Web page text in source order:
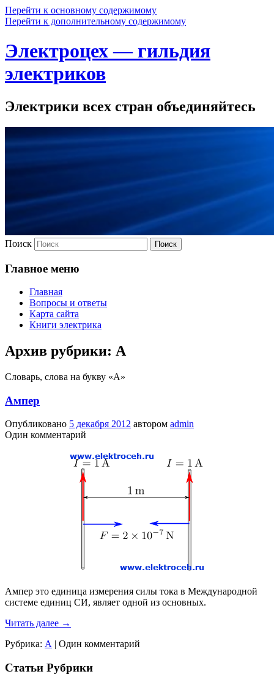
Перейти к основному содержимому
Перейти к дополнительному содержимому
Электроцех — гильдия
электриков
Электрики всех стран объединяйтесь
Поиск
Главное меню
Главная
Вопросы и ответы
Карта сайта
Книги электрика
Архив рубрики: А
Словарь, слова на букву «А»
Ампер
Опубликовано 5 декабря 2012 автором admin
Один комментарий
Ампер это единица измерения силы тока в Международной
системе единиц СИ, являет одной из основных.
Читать далее →
Рубрика: А Один комментарий
Статьи Рубрики